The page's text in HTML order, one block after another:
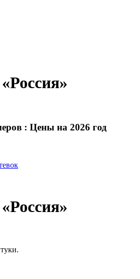
: Цены на 2026 год